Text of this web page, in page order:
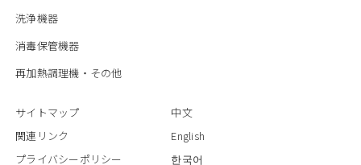
洗浄機器
消毒保管機器
再加熱調理機・その他
サイトマップ
関連リンク
プライバシーポリシー
中文
English
한국어